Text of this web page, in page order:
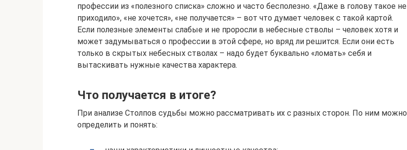
профессии из «полезного списка» сложно и часто бесполезно. «Даже в голову такое не
приходило», «не хочется», «не получается» – вот что думает человек с такой картой.
Если полезные элементы слабые и не проросли в небесные стволы – человек хотя и
может задумываться о профессии в этой сфере, но вряд ли решится. Если они есть
только в скрытых небесных стволах – надо будет буквально «ломать» себя и
вытаскивать нужные качества характера.
Что получается в итоге?
При анализе Столпов судьбы можно рассматривать их с разных сторон. По ним можно
определить и понять: